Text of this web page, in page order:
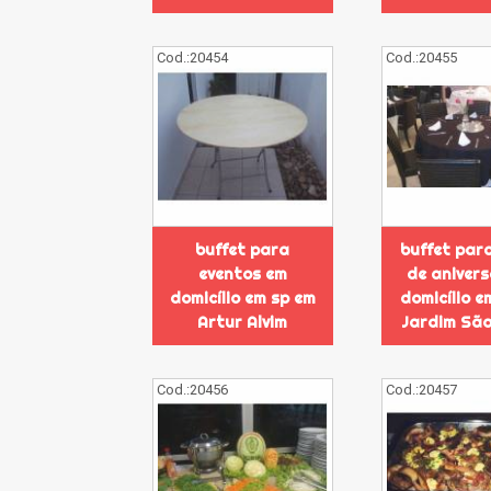
Cod.:20454
buffet para
eventos em
domicílio em sp em
Artur Alvim
Cod.:20455
buffet
de
domicílio
Jardim
Cod.:20456 Cod.:20457